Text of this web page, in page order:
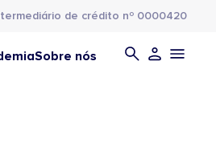
de crédito nº 0000420
Sobre nós